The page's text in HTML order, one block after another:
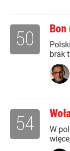
Bon
brak
50
W
54